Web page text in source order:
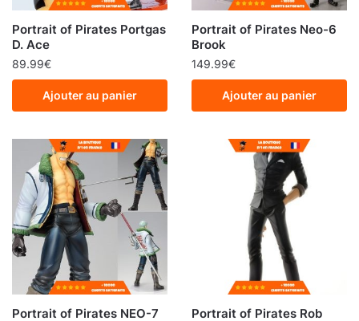
Portrait of Pirates Portgas
D. Ace
89.99€
Ajouter au panier
Portrait of Pirates Neo-6
Brook
149.99€
Ajouter au panier
Portrait of Pirates NEO-7
Portrait of Pirates Rob